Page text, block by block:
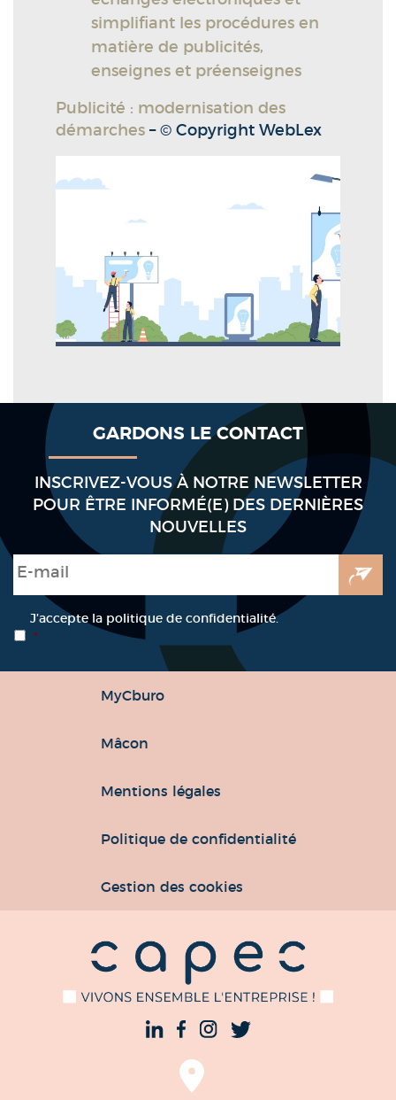
simplifiant les procédures en
matière de publicités,
enseignes et préenseignes
Publicité : modernisation des
démarches – © Copyright WebLex
GARDONS LE CONTACT
INSCRIVEZ-VOUS À NOTRE NEWSLETTER
POUR ÊTRE INFORMÉ(E) DES DERNIÈRES
NOUVELLES
E-mail
RGPD *
J’accepte la politique de confidentialité.
*
MyCburo
Mâcon
Mentions légales
Politique de confidentialité
Gestion des cookies